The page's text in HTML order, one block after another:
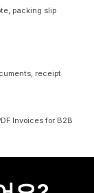
packing slip
receipt
Invoices for B2B